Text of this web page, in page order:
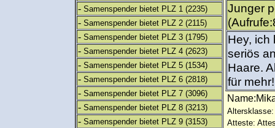
- Samenspender bietet PLZ 1 (2235)
- Samenspender bietet PLZ 2 (2115)
- Samenspender bietet PLZ 3 (1795)
- Samenspender bietet PLZ 4 (2623)
- Samenspender bietet PLZ 5 (1534)
- Samenspender bietet PLZ 6 (2818)
- Samenspender bietet PLZ 7 (3096)
- Samenspender bietet PLZ 8 (3213)
- Samenspender bietet PLZ 9 (3153)
Junger
Hey, ich
seriös
Haare.
für
Altersklasse:
Atteste: